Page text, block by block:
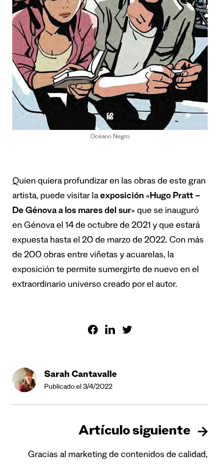
Océano Negro
Quien quiera profundizar en las obras de este gran
artista, puede visitar la exposición «Hugo Pratt –
De Génova a los mares del sur» que se inauguró
en Génova el 14 de octubre de 2021 y que estará
expuesta hasta el 20 de marzo de 2022. Con más
de 200 obras entre viñetas y acuarelas, la
exposición te permite sumergirte de nuevo en el
extraordinario universo creado por el autor.
Sarah Cantavalle
Publicado el 3/4/2022
Artículo siguiente
Gracias al marketing de contenidos de calidad,